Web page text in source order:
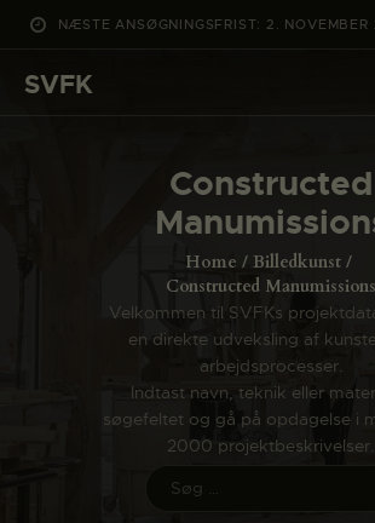
NÆSTE ANSØGNINGSFRIST: 2.
SVFK
Constructed
Home
Billedkunst
Constructed Manumissions
Velkommen til SVFKs
en direkte udveksling af
arbejdsprocesser.
Indtast navn, teknik eller
søgefeltet og gå på opdagelse i
2000 projektbeskrivelser.
DET SKER
PROJEKTER
ANSØG
OM SVFK
ENGLISH